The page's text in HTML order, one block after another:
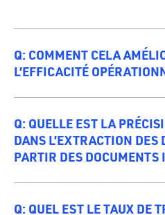
Q: COMMENT CELA
L’EFFICACITÉ
A: En éliminant la saisie
solution accélère la
coûts opérationnels et libère
Q: QUELLE EST LA
DANS L’EXTRACTION DES
PARTIR DES
A: Notre solution atteint une
Q: QUEL EST LE TAUX DE